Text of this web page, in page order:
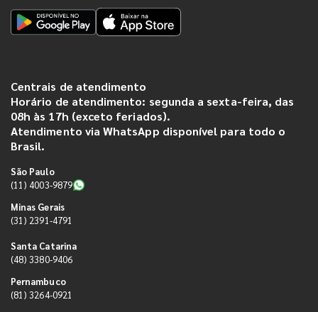
Centrais de atendimento
Horário de atendimento: segunda a sexta-feira, das
08h às 17h (exceto feriados).
Atendimento via WhatsApp disponível para todo o
Brasil.
São Paulo
(11) 4003-9879
Minas Gerais
(31) 2391-4791
Santa Catarina
(48) 3380-9406
Pernambuco
(81) 3264-0921